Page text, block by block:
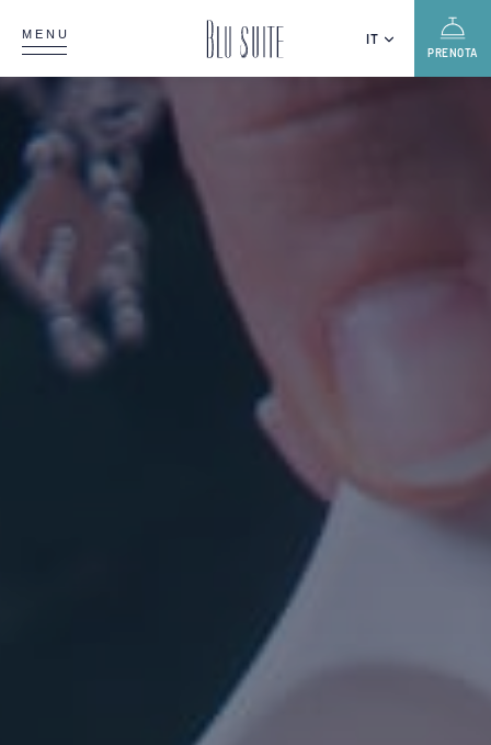
MENU IT
PRENOTA